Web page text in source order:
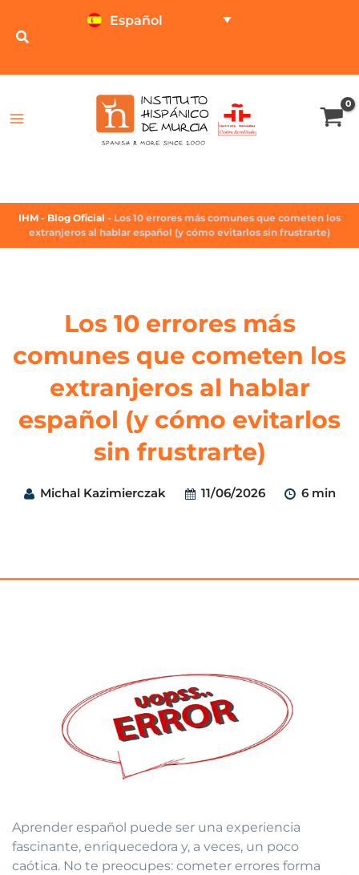
Español
IHM - Blog Oficial - Los 10 errores más comunes que cometen los
extranjeros al hablar español (y cómo evitarlos sin frustrarte)
Los 10 errores más
comunes que cometen los
extranjeros al hablar
español (y cómo evitarlos
sin frustrarte)
Michal Kazimierczak 11/06/2026 6 min
Aprender español puede ser una experiencia
fascinante, enriquecedora y, a veces, un poco
caótica. No te preocupes: cometer errores forma